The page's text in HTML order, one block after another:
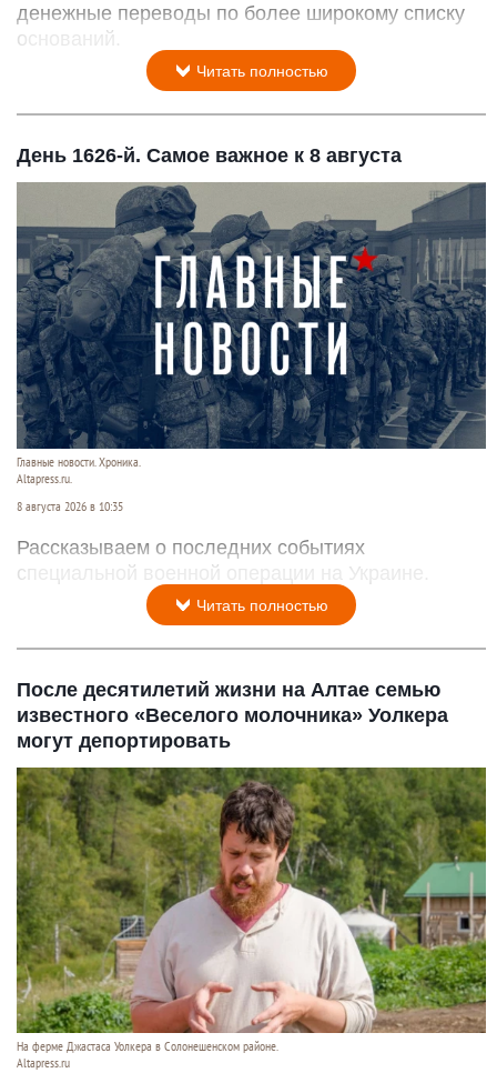
денежные переводы по более широкому списку
оснований.
Читать полностью
День 1626-й. Самое важное к 8 августа
Главные новости. Хроника.
Altapress.ru.
8 августа 2026 в 10:35
Рассказываем о последних событиях
специальной военной операции на Украине.
Читать полностью
После десятилетий жизни на Алтае семью
известного «Веселого молочника» Уолкера
могут депортировать
На ферме Джастаса Уолкера в Солонешенском районе.
Altapress.ru